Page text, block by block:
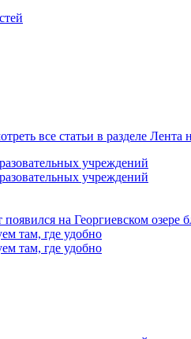
все статьи в разделе Лента
учреждений
учреждений
на Георгиевском озере
там, где удобно
там, где удобно